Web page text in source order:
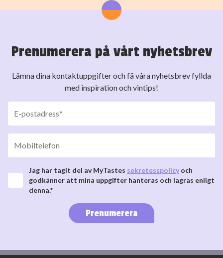
Prenumerera på vårt nyhetsbrev
Lämna dina kontaktuppgifter och få våra nyhetsbrev fyllda
med inspiration och vintips!
Jag har tagit del av MyTastes sekretesspolicy och
godkänner att mina uppgifter hanteras och lagras enligt
denna.*
Prenumerera